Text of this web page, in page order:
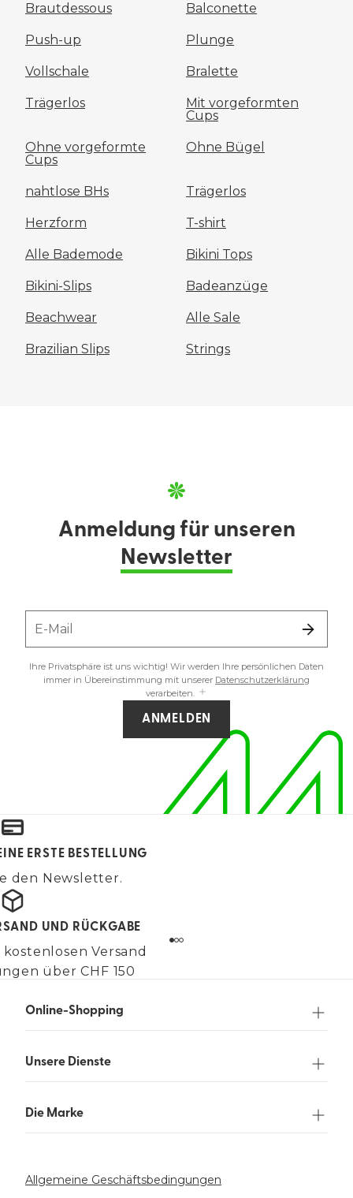
Brautdessous Balconette
Push-up Plunge
Vollschale Bralette
Trägerlos
Mit vorgeformten
Cups
Ohne vorgeformte
Cups
Ohne Bügel
nahtlose BHs Trägerlos
Herzform T-shirt
Alle Bademode Bikini Tops
Bikini-Slips Badeanzüge
Beachwear Alle Sale
Brazilian Slips Strings
Anmeldung für unseren
Newsletter
E-Mail
Ihre Privatsphäre ist uns wichtig! Wir werden Ihre persönlichen Daten
immer in Übereinstimmung mit unserer Datenschutzerklärung
verarbeiten.
ANMELDEN
ERSTE BESTELLUNG
den Newsletter.
UND RÜCKGABE
Versand
über CHF 150
Online-Shopping
Unsere Dienste
Die Marke
Allgemeine Geschäftsbedingungen